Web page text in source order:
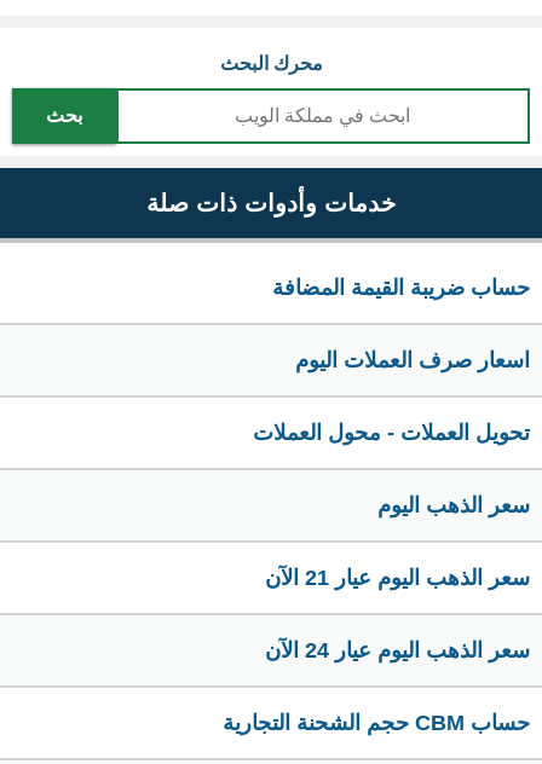
محرك البحث
بحث
خدمات وأدوات ذات صلة
حساب ضريبة القيمة المضافة
اسعار صرف العملات اليوم
تحويل العملات - محول العملات
سعر الذهب اليوم
سعر الذهب اليوم عيار 21 الآن
سعر الذهب اليوم عيار 24 الآن
حساب CBM حجم الشحنة التجارية